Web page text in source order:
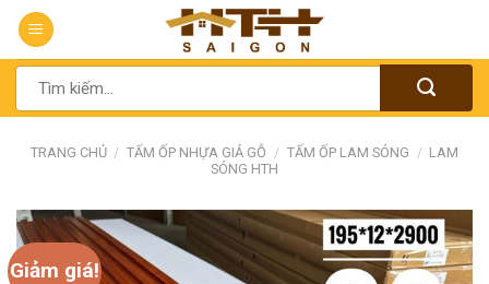
Chuyển
đến
nộiTìm
kiếm:
TRANG CHỦ / TẤM ỐP NHỰA GIẢ GỖ / TẤM ỐP LAM SÓNG / LAM
SÓNG HTH
Giảm giá!